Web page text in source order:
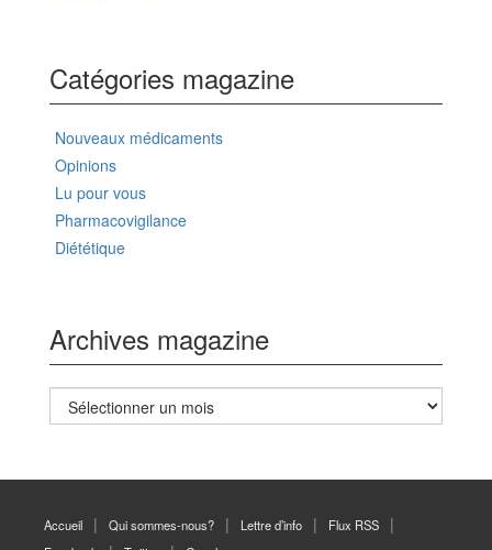
Catégories magazine
Nouveaux médicaments
Opinions
Lu pour vous
Pharmacovigilance
Diététique
Archives magazine
Archives
magazine
Accueil Qui sommes-nous? Lettre d’info
Flux RSS